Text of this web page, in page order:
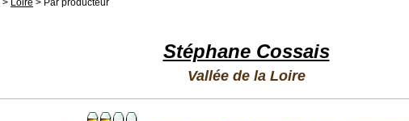
> Loire > Par producteur
Stéphane Cossais
Vallée de la Loire